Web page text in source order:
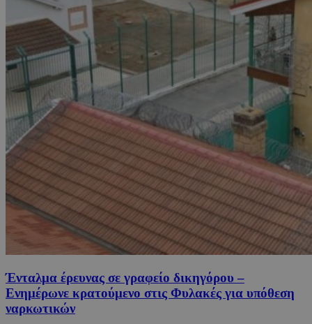
Ένταλμα έρευνας σε γραφείο δικηγόρου –
Ενημέρωνε κρατούμενο στις Φυλακές για υπόθεση
ναρκωτικών